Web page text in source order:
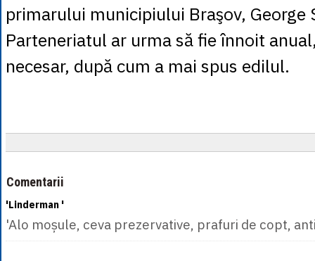
primarului municipiului Braşov, George
Parteneriatul ar urma să fie înnoit
necesar, după cum a mai spus edilul.
Comentarii
'Linderman '
'Alo moșule, ceva prezervative, prafuri de copt,